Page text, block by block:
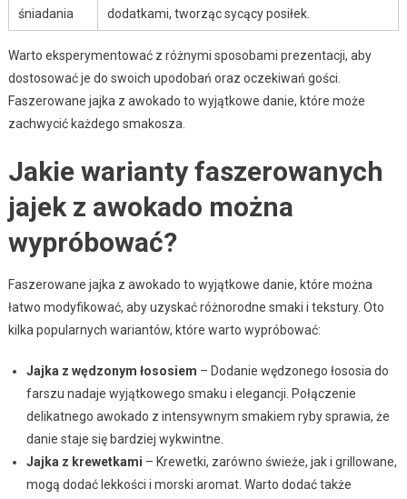
śniadania
dodatkami, tworząc sycący posiłek.
Warto eksperymentować z różnymi sposobami prezentacji, aby
dostosować je do swoich upodobań oraz oczekiwań gości.
Faszerowane jajka z awokado to wyjątkowe danie, które może
zachwycić każdego smakosza.
Jakie warianty faszerowanych
jajek z awokado można
wypróbować?
Faszerowane jajka z awokado to wyjątkowe danie, które można
łatwo modyfikować, aby uzyskać różnorodne smaki i tekstury. Oto
kilka popularnych wariantów, które warto wypróbować:
Jajka z wędzonym łososiem – Dodanie wędzonego łososia do
farszu nadaje wyjątkowego smaku i elegancji. Połączenie
delikatnego awokado z intensywnym smakiem ryby sprawia, że
danie staje się bardziej wykwintne.
Jajka z krewetkami – Krewetki, zarówno świeże, jak i grillowane,
mogą dodać lekkości i morski aromat. Warto dodać także